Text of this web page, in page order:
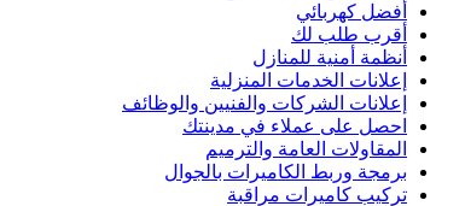
أفضل كهربائي
أقرب طلب لك
أنظمة أمنية للمنازل
إعلانات الخدمات المنزلية
إعلانات الشركات والفنيين والوظائف
احصل على عملاء في مدينتك
المقاولات العامة والترميم
برمجة وربط الكاميرات بالجوال
تركيب كاميرات مراقبة